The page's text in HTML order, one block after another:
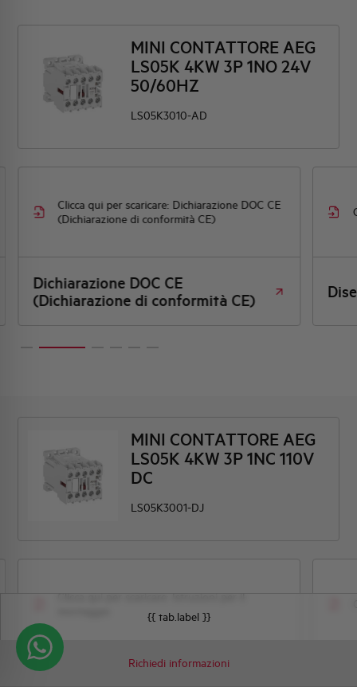
{{ tab.label }}
Richiedi informazioni
MINI CONTATTORE AEG
LS05K 4KW 3P 1NO 24V
50/60HZ
LS05K3010-AD
Clicca qui per scaricare: Dichiarazione DOC CE
(Dichiarazione di conformità CE)
Dichiarazione DOC CE
(Dichiarazione di conformità CE)
MINI CONTATTORE AEG
LS05K 4KW 3P 1NC 110V
DC
LS05K3001-DJ
Clicca qui per scaricare: Istruzioni per il